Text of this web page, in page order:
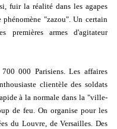
fuir la réalité dans les agapes
"zazou". Un certain
armes d'agitateur
000 Parisiens. Les affaires
clientèle des soldats
à la normale dans la "ville-
de feu. On organise pour les
du Louvre, de Versailles. Des